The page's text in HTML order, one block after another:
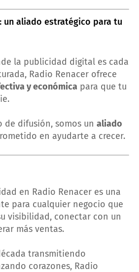
un aliado estratégico para tu
la publicidad digital es cada
Radio Renacer ofrece
y económica para que tu
de difusión, somos un aliado
en ayudarte a crecer.
en Radio Renacer es una
para cualquier negocio que
visibilidad, conectar con un
más ventas.
transmitiendo
corazones, Radio